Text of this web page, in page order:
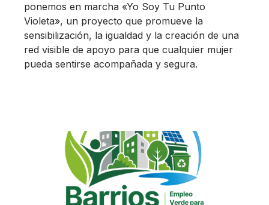
ponemos en marcha «Yo Soy Tu Punto
Violeta», un proyecto que promueve la
sensibilización, la igualdad y la creación de una
red visible de apoyo para que cualquier mujer
pueda sentirse acompañada y segura.